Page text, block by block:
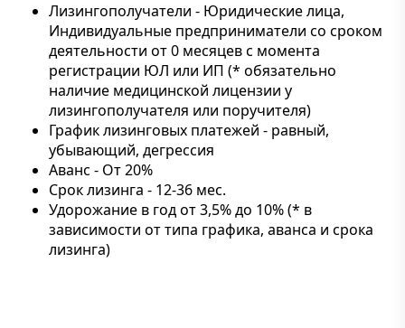
Лизингополучатели - Юридические лица,
Индивидуальные предприниматели со сроком
деятельности от 0 месяцев с момента
регистрации ЮЛ или ИП (* обязательно
наличие медицинской лицензии у
лизингополучателя или поручителя)
График лизинговых платежей - равный,
убывающий, дегрессия
Аванс - От 20%
Срок лизинга - 12-36 мес.
Удорожание в год от 3,5% до 10% (* в
зависимости от типа графика, аванса и срока
лизинга)